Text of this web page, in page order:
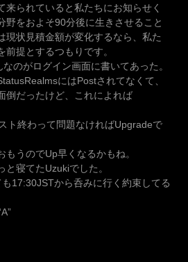
来られていると私たちにお知らせく
野をおよそ90分後に生きさせること
現状見積金額が変化するなら、私た
前提とするつもりです。
のがログイン画面に書いてあった。
にはPostされてなくて、
倒だったけど、これによれば
ト終わって問題なければUpgradeで
うのでUp早くなるかもね。
寝てたUzukiでした。
17:30JSTから呑みに行く約束してる